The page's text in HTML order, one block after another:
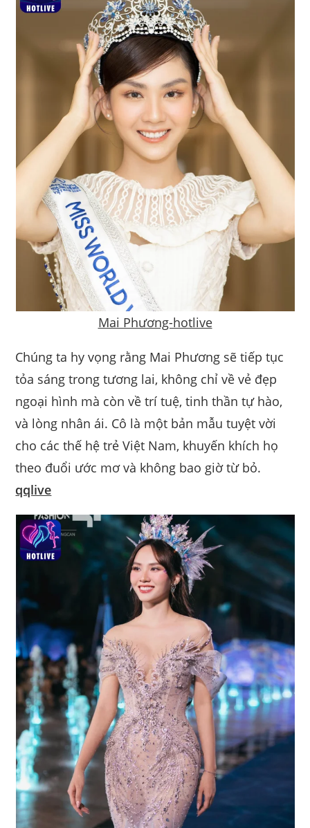
Mai Phương-hotlive
Chúng ta hy vọng rằng Mai Phương sẽ tiếp tục
tỏa sáng trong tương lai, không chỉ về vẻ đẹp
ngoại hình mà còn về trí tuệ, tinh thần tự hào,
và lòng nhân ái. Cô là một bản mẫu tuyệt vời
cho các thế hệ trẻ Việt Nam, khuyến khích họ
theo đuổi ước mơ và không bao giờ từ bỏ.
qqlive